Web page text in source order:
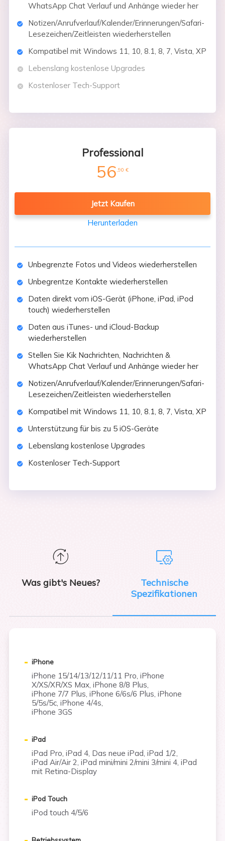
WhatsApp Chat Verlauf und Anhänge wieder her
Notizen/Anrufverlauf/Kalender/Erinnerungen/Safari-
Lesezeichen/Zeitleisten wiederherstellen
Kompatibel mit Windows 11, 10, 8.1, 8, 7, Vista, XP
Lebenslang kostenlose Upgrades
Kostenloser Tech-Support
Professional
56,90 €
Jetzt Kaufen
Herunterladen
Unbegrenzte Fotos und Videos wiederherstellen
Unbegrentze Kontakte wiederherstellen
Daten direkt vom iOS-Gerät (iPhone, iPad, iPod
touch) wiederherstellen
Daten aus iTunes- und iCloud-Backup
wiederherstellen
Stellen Sie Kik Nachrichten, Nachrichten &
WhatsApp Chat Verlauf und Anhänge wieder her
Notizen/Anrufverlauf/Kalender/Erinnerungen/Safari-
Lesezeichen/Zeitleisten wiederherstellen
Kompatibel mit Windows 11, 10, 8.1, 8, 7, Vista, XP
Unterstützung für bis zu 5 iOS-Geräte
Lebenslang kostenlose Upgrades
Kostenloser Tech-Support

Was gibt's Neues?

Technische
Spezifikationen
iPhone
iPhone 15/14/13/12/11/11 Pro, iPhone
X/XS/XR/XS Max, iPhone 8/8 Plus,
iPhone 7/7 Plus, iPhone 6/6s/6 Plus, iPhone
5/5s/5c, iPhone 4/4s,
iPhone 3GS
iPad
iPad Pro, iPad 4, Das neue iPad, iPad 1/2,
iPad Air/Air 2, iPad mini/mini 2/mini 3/mini 4, iPad
mit Retina-Display
iPod Touch
iPod touch 4/5/6